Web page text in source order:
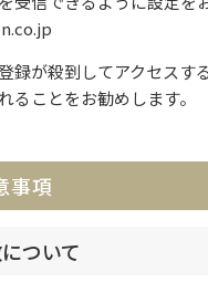
録が殺到してアクセス
ることをお勧めします。
事項
ついて